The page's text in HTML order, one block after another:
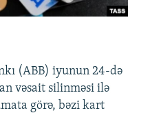
(ABB) iyunun 24-də
vəsait silinməsi ilə
görə, bəzi kart